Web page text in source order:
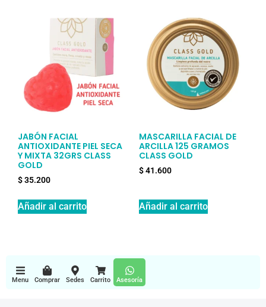
JABÓN FACIAL
ANTIOXIDANTE PIEL SECA
Y MIXTA 32GRS CLASS
GOLD
$35.200
Añadir al carrito
MASCARILLA FACIAL DE
ARCILLA 125 GRAMOS
CLASS GOLD
$41.600
Añadir al carrito
Menu Comprar Sedes Carrito Asesoría